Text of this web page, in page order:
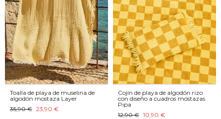
Toalla de playa de muselina de
algodón mostaza Layer
35,90 € 23,90 €
Cojín de playa de algodón rizo
con diseño a cuadros mostazas
Pipa
12,90 € 10,90 €